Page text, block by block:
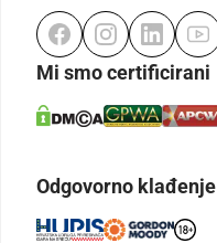
Mi smo certificirani
Odgovorno klađenje